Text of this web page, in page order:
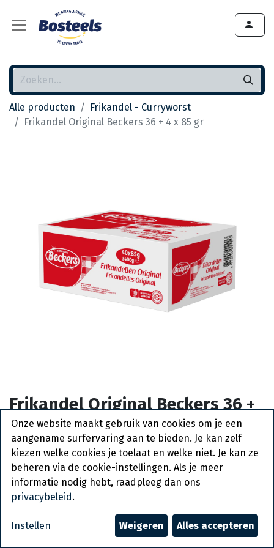
Alle producten
Frikandel - Curryworst
Frikandel Original Beckers 36 + 4 x 85 gr
Frikandel Original Beckers 36 +
4 x 85 gr
Actief
Vraag een account aan
Algemene voorwaarden
30-dagen geld terug garantie
Verzending: 2-3 werkdagen
Onze website maakt gebruik van cookies om je een
aangename surfervaring aan te bieden. Je kan zelf
kiezen welke cookies je toelaat en welke niet. Je kan ze
beheren via de cookie-instellingen. Als je meer
informatie nodig hebt, raadpleeg dan ons
privacybeleid .
Instellen Weigeren Alles accepteren